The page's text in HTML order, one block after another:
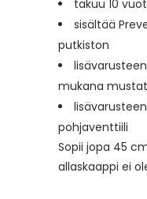
takuu 10
sisältää
putkiston
mukana
pohjaventtiili
Sopii jopa 45
allaskaappi ei